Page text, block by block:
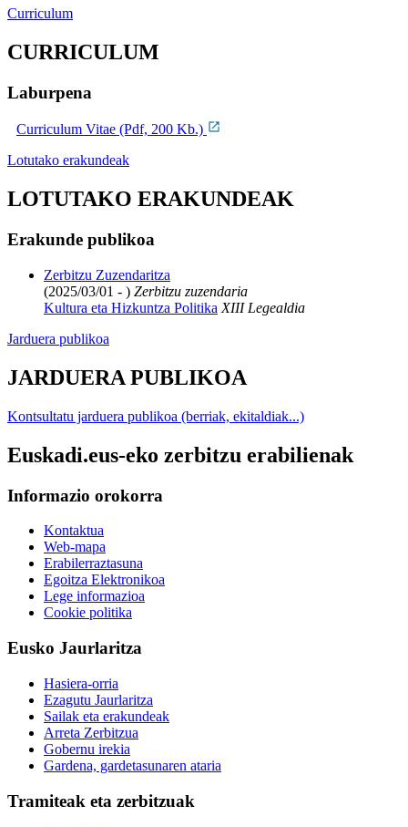
Curriculum
CURRICULUM
Laburpena
Curriculum Vitae (Pdf, 200 Kb.)
Lotutako erakundeak
LOTUTAKO ERAKUNDEAK
Erakunde publikoa
Zerbitzu Zuzendaritza
(2025/03/01 - ) Zerbitzu zuzendaria
Kultura eta Hizkuntza Politika XIII Legealdia
Jarduera publikoa
JARDUERA PUBLIKOA
Kontsultatu jarduera publikoa (berriak, ekitaldiak...)
Euskadi.eus-eko zerbitzu erabilienak
Informazio orokorra
Kontaktua
Web-mapa
Erabilerraztasuna
Egoitza Elektronikoa
Lege informazioa
Cookie politika
Eusko Jaurlaritza
Hasiera-orria
Ezagutu Jaurlaritza
Sailak eta erakundeak
Arreta Zerbitzua
Gobernu irekia
Gardena, gardetasunaren ataria
Tramiteak eta zerbitzuak